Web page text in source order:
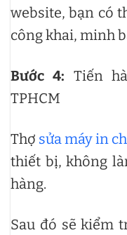
website, bạn có
công khai, minh
Bước 4: Tiến
TPHCM
Thợ sửa máy in
thiết bị, không
hàng.
Sau đó sẽ kiểm